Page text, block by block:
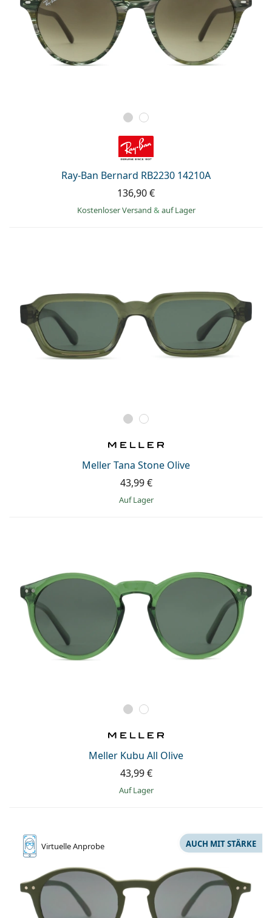
Ray-Ban Bernard RB2230 14210A
136,90 €
Kostenloser Versand & auf Lager
Meller Tana Stone Olive
43,99 €
auf Lager
Meller Kubu All Olive
43,99 €
auf Lager
VirtuelleAnprobe AUCH MIT STÄRKE